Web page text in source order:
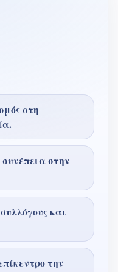
στη
στην
και
την